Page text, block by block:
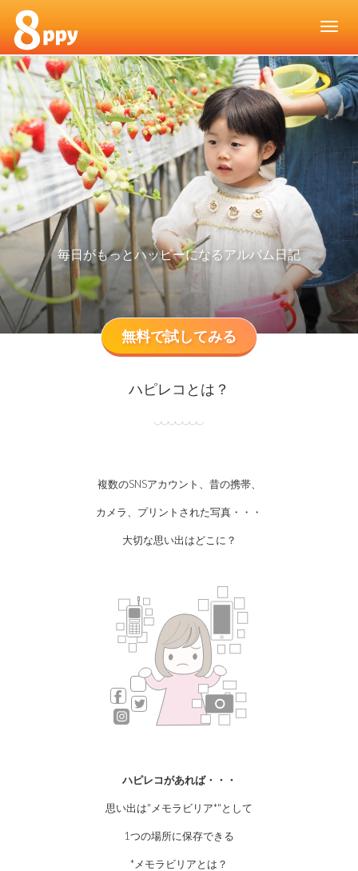
毎日がもっとハッピーになるアルバム日記
無料で試してみる
ハピレコとは？
複数のSNSアカウント、昔の携帯、
カメラ、プリントされた写真・・・
大切な思い出はどこに？
ハピレコがあれば・・・
思い出は"メモラビリア*"として
1つの場所に保存できる
*メモラビリアとは？